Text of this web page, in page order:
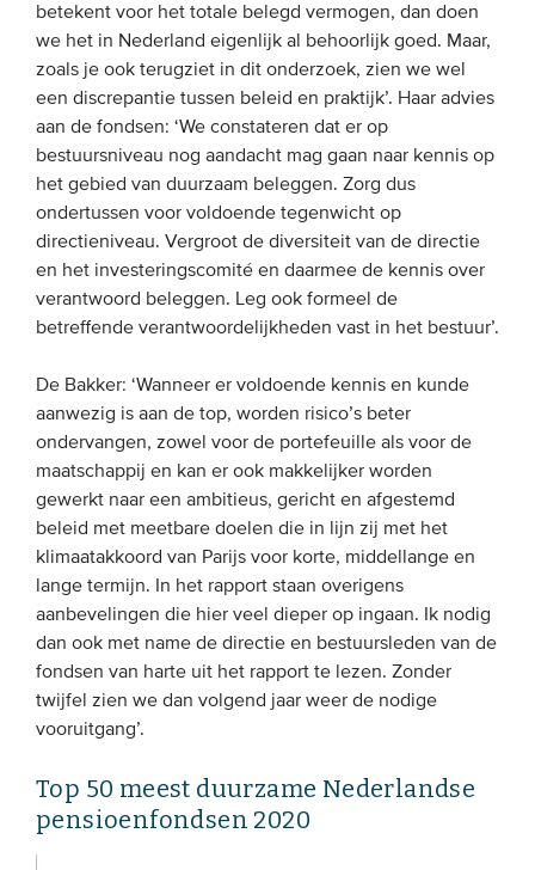
betekent voor het totale belegd vermogen, dan doen
we het in Nederland eigenlijk al behoorlijk goed. Maar,
zoals je ook terugziet in dit onderzoek, zien we wel
een discrepantie tussen beleid en praktijk’. Haar advies
aan de fondsen: ‘We constateren dat er op
bestuursniveau nog aandacht mag gaan naar kennis op
het gebied van duurzaam beleggen. Zorg dus
ondertussen voor voldoende tegenwicht op
directieniveau. Vergroot de diversiteit van de directie
en het investeringscomité en daarmee de kennis over
verantwoord beleggen. Leg ook formeel de
betreffende verantwoordelijkheden vast in het bestuur’.
De Bakker: ‘Wanneer er voldoende kennis en kunde
aanwezig is aan de top, worden risico’s beter
ondervangen, zowel voor de portefeuille als voor de
maatschappij en kan er ook makkelijker worden
gewerkt naar een ambitieus, gericht en afgestemd
beleid met meetbare doelen die in lijn zij met het
klimaatakkoord van Parijs voor korte, middellange en
lange termijn. In het rapport staan overigens
aanbevelingen die hier veel dieper op ingaan. Ik nodig
dan ook met name de directie en bestuursleden van de
fondsen van harte uit het rapport te lezen. Zonder
twijfel zien we dan volgend jaar weer de nodige
vooruitgang’.
Top 50 meest duurzame Nederlandse
pensioenfondsen 2020